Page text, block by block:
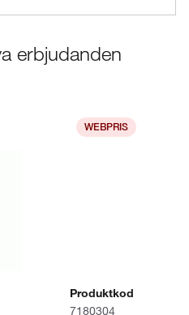
erbjudanden
WEBPRIS
Produktkod
7180304